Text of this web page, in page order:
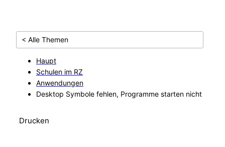
< Alle Themen
Haupt
Schulen im RZ
Anwendungen
Desktop Symbole fehlen, Programme starten nicht
Drucken